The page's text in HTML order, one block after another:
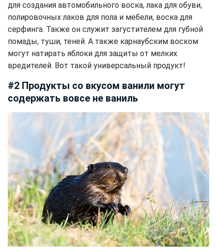
для создания автомобильного воска, лака для обуви,
полировочных лаков для пола и мебели, воска для
серфинга. Также он служит загустителем для губной
помады, туши, теней. А также карнаубским воском
могут натирать яблоки для защиты от мелких
вредителей. Вот такой универсальный продукт!
#2 Продукты со вкусом ванили могут
содержать вовсе не ваниль